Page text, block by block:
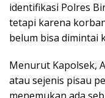
identifikasi Polres
tetapi karena
belum bisa dimintai
Menurut Kapolsek,
atau sejenis pisau